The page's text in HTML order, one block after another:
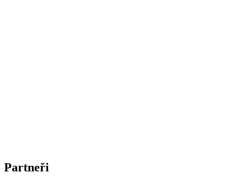
Partneři